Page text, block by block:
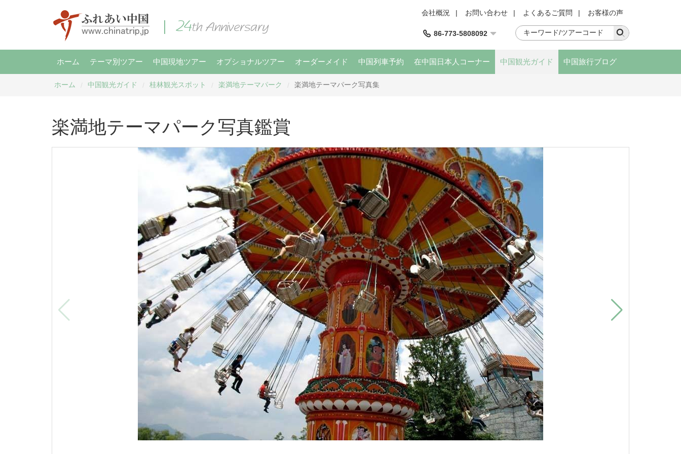
会社概況 | お問い合わせ | よくあるご質問 | お客様の声
86-773-5808092
ホーム テーマ別ツアー 中国現地ツアー オプショナルツアー オーダーメイド 中国列車予約 在中国日本人コーナー 中国観光ガイド 中国旅行ブログ
ホーム 中国観光ガイド 桂林観光スポット 楽満地テーマパーク 楽満地テーマパーク写真集
楽満地テーマパーク写真鑑賞